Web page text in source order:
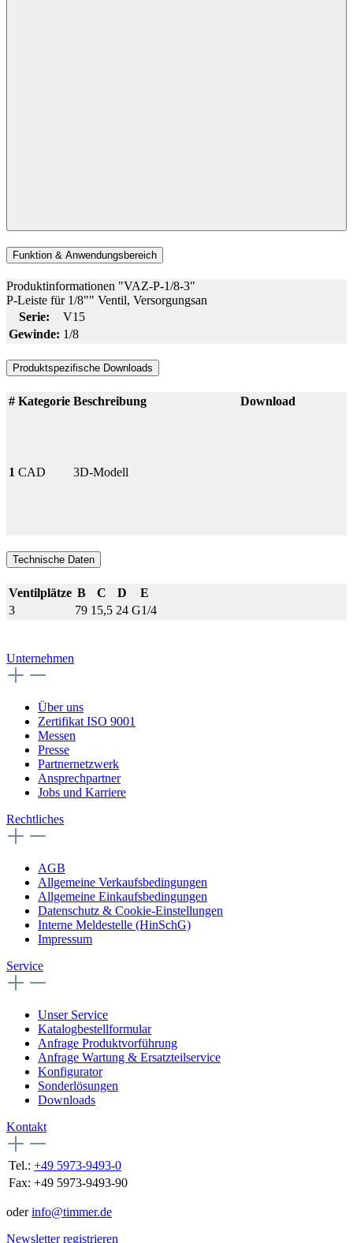
Funktion & Anwendungsbereich
Produktinformationen "VAZ-P-1/8-3"
P-Leiste für 1/8"" Ventil, Versorgungsan
Serie:
V15
Gewinde: 1/8
Produktspezifische Downloads
# Kategorie Beschreibung Download
1 CAD 3D-Modell
Technische Daten
Ventilplätze B C D
E
3
79 15,5 24 G1/4
Unternehmen
Über uns
Zertifikat ISO 9001
Messen
Presse
Partnernetzwerk
Ansprechpartner
Jobs und Karriere
Rechtliches
AGB
Allgemeine Verkaufsbedingungen
Allgemeine Einkaufsbedingungen
Datenschutz & Cookie-Einstellungen
Interne Meldestelle (HinSchG)
Impressum
Service
Unser Service
Katalogbestellformular
Anfrage Produktvorführung
Anfrage Wartung & Ersatzteilservice
Konfigurator
Sonderlösungen
Downloads
Kontakt
Tel.: +49 5973-9493-0
Fax: +49 5973-9493-90
oderinfo@timmer.de
Newsletter registrieren